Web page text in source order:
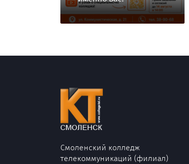
Смоленский колледж
телекоммуникаций (филиал)